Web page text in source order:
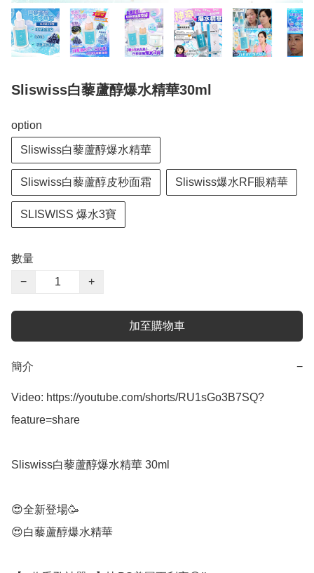
Sliswiss白藜蘆醇爆水精華30ml
option
Sliswiss白藜蘆醇爆水精華
Sliswiss白藜蘆醇皮秒面霜 Sliswiss爆水RF眼精華
SLISWISS 爆水3寶
數量
−
+
加至購物車
簡介 −
Video: https://youtube.com/shorts/RU1sGo3B7SQ?
feature=share
Sliswiss白藜蘆醇爆水精華 30ml
😍全新登場🥳
😍白藜蘆醇爆水精華